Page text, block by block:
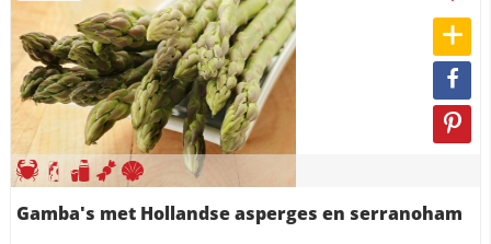
Gamba's met Hollandse asperges en serranoham